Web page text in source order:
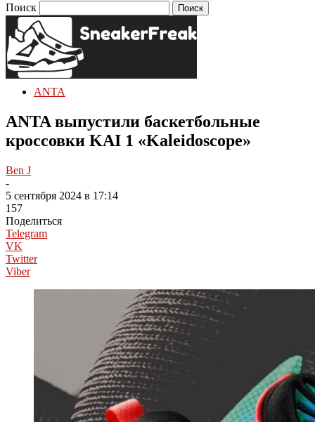
Поиск
ANTA
ANTA выпустили баскетбольные
кроссовки KAI 1 «Kaleidoscope»
Ben J
-
5 сентября 2024 в 17:14
157
Поделиться
Telegram
VK
Twitter
Viber